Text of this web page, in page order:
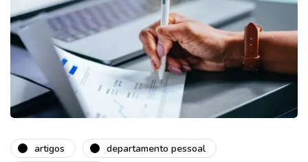
artigos
departamento pessoal